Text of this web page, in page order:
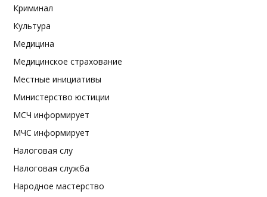
Криминал
Культура
Медицина
Медицинское страхование
Местные инициативы
Министерство юстиции
МСЧ информирует
МЧС информирует
Налоговая слу
Налоговая служба
Народное мастерство